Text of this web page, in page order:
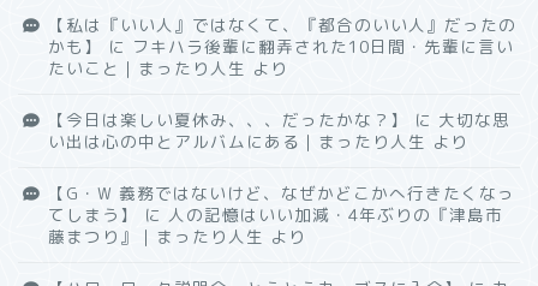
【私は『いい人』ではなくて、『都合のいい人』だったの
かも】
に フキハラ後輩に翻弄された10日間・先輩に言い
たいこと｜まったり人生 より
【今日は楽しい夏休み、、、だったかな？】 に 大切な思
い出は心の中とアルバムにある｜まったり人生 より
【G・W 義務ではないけど、なぜかどこかへ行きたくなっ
てしまう】
に 人の記憶はいい加減・4年ぶりの『津島市
藤まつり』｜まったり人生 より